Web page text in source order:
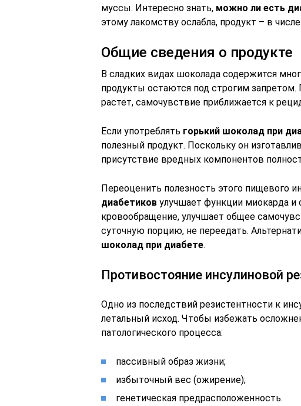
муссы. Интересно знать, можно ли есть
этому лакомству ослабла, продукт – в
Общие сведения о продукте
В сладких видах шоколада содержится
продукты остаются под строгим
растет, самочувствие приближается к
Если употреблять горький шоколад при
полезный продукт. Поскольку он
присутствие вредных компонентов
Переоценить полезность этого пищевого
диабетиков улучшает функции миокарда и
кровообращение, улучшает общее
суточную порцию, не переедать.
шоколад при диабете.
Противостояние инсулиновой
Одно из последствий резистентности к
летальный исход. Чтобы избежать
патологического процесса:
пассивный образ жизни;
избыточный вес (ожирение);
генетическая предрасположенность.